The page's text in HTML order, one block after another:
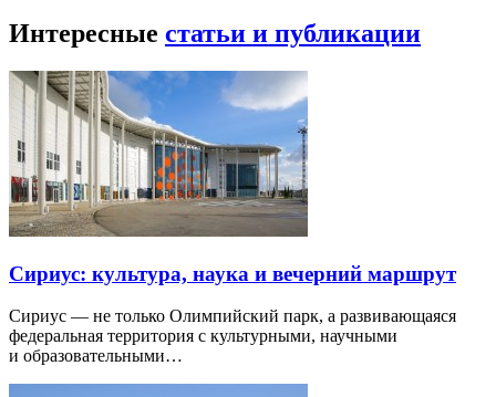
Интересные статьи и публикации
Сириус: культура, наука и вечерний маршрут
Сириус — не только Олимпийский парк, а развивающаяся
федеральная территория с культурными, научными
и образовательными…